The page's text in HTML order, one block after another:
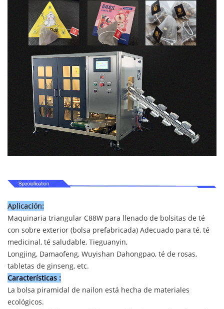
Aplicación:
Maquinaria triangular C88W para llenado de bolsitas de té
con sobre exterior (bolsa prefabricada) Adecuado para té, té
medicinal, té saludable, Tieguanyin,
Longjing, Damaofeng, Wuyishan Dahongpao, té de rosas,
tabletas de ginseng, etc.
Características :
La bolsa piramidal de nailon está hecha de materiales
ecológicos.